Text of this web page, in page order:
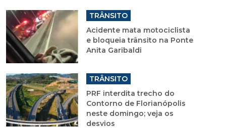
TRÂNSITO
Acidente mata motociclista
e bloqueia trânsito na Ponte
Anita Garibaldi
TRÂNSITO
PRF interdita trecho do
Contorno de Florianópolis
neste domingo; veja os
desvios